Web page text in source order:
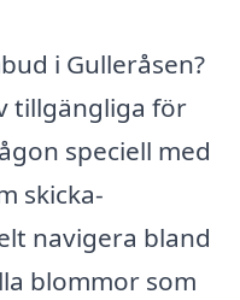
i Gulleråsen?
tillgängliga för
speciell med
skicka-
navigera bland
blommor som